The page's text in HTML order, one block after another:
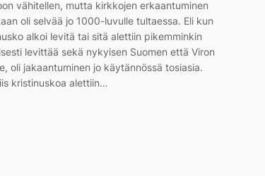
vähitellen, mutta kirkkojen erkaantuminen
oli selvää jo 1000-luvulle tultaessa. Eli kun
alkoi levitä tai sitä alettiin pikemminkin
levittää sekä nykyisen Suomen että Viron
oli jakaantuminen jo käytännössä tosiasia.
kristinuskoa alettiin…